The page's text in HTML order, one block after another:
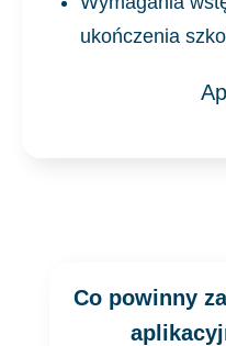
ukończenia
Co powinny